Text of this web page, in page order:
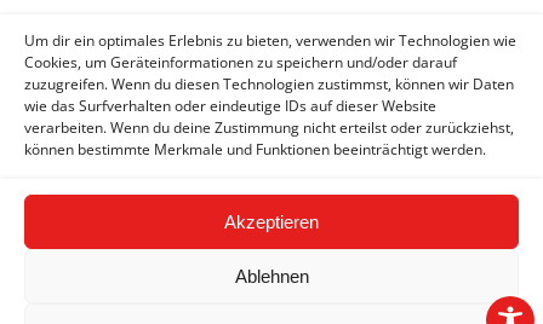
Um dir ein optimales Erlebnis zu bieten, verwenden wir Technologien wie
Cookies, um Geräteinformationen zu speichern und/oder darauf
zuzugreifen. Wenn du diesen Technologien zustimmst, können wir Daten
wie das Surfverhalten oder eindeutige IDs auf dieser Website
verarbeiten. Wenn du deine Zustimmung nicht erteilst oder zurückziehst,
können bestimmte Merkmale und Funktionen beeinträchtigt werden.
Akzeptieren
Ablehnen
By
Laboklin | Bad Kissingen 13. Oktober 2020
Natrium ist das bedeutendste Kation in der
extrazellulären Flüssigkeit.